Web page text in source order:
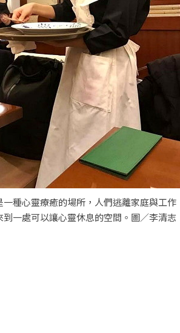
一種心靈療癒的場所，人們逃離家庭與工作
到一處可以讓心靈休息的空間。圖／李清志